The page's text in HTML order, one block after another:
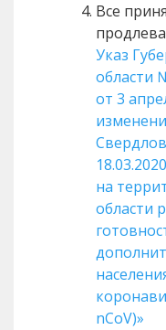
Все
Указ
области
от 3
на
области
nCoV)»